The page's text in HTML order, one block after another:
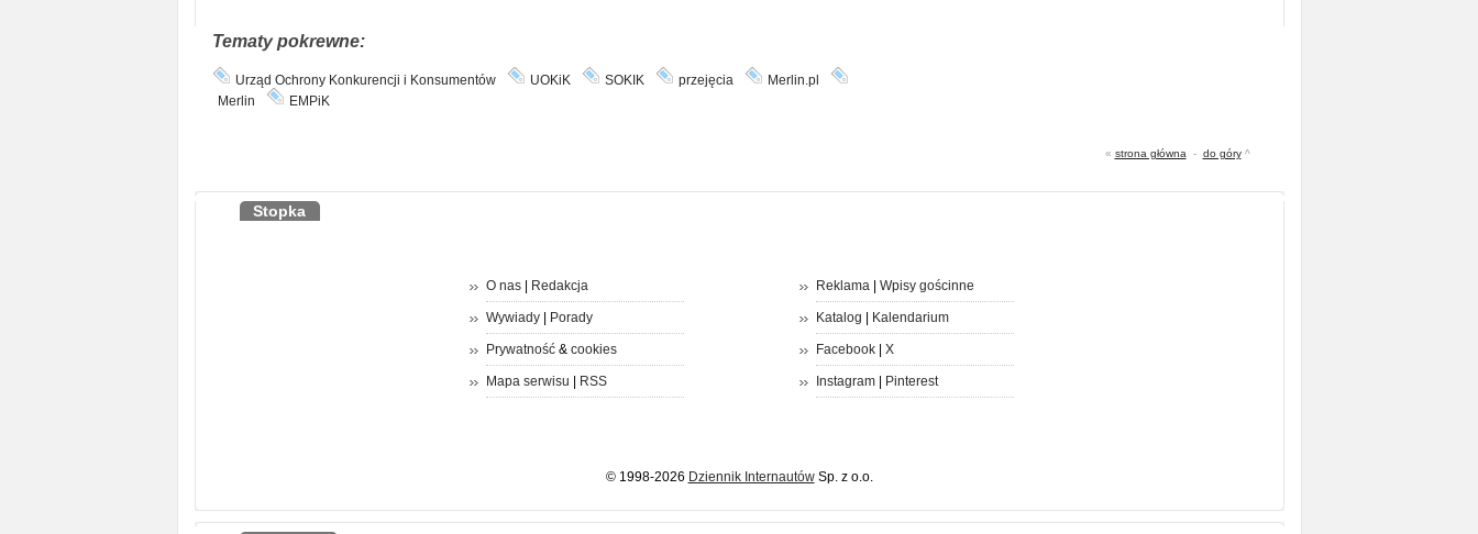
Tematy pokrewne:
Urząd Ochrony Konkurencji i Konsumentów UOKiK SOKIK przejęcia
Merlin.pl
Merlin
EMPiK
« strona główna - do góry^
Stopka
O nas| Redakcja
Wywiady| Porady
Prywatność& cookies
Mapa serwisu RSS
Reklama| Wpisy gościnne
Katalog Kalendarium
Facebook| X
Instagram| Pinterest
© 1998-2026 Dziennik InternautówSp. z o.o.